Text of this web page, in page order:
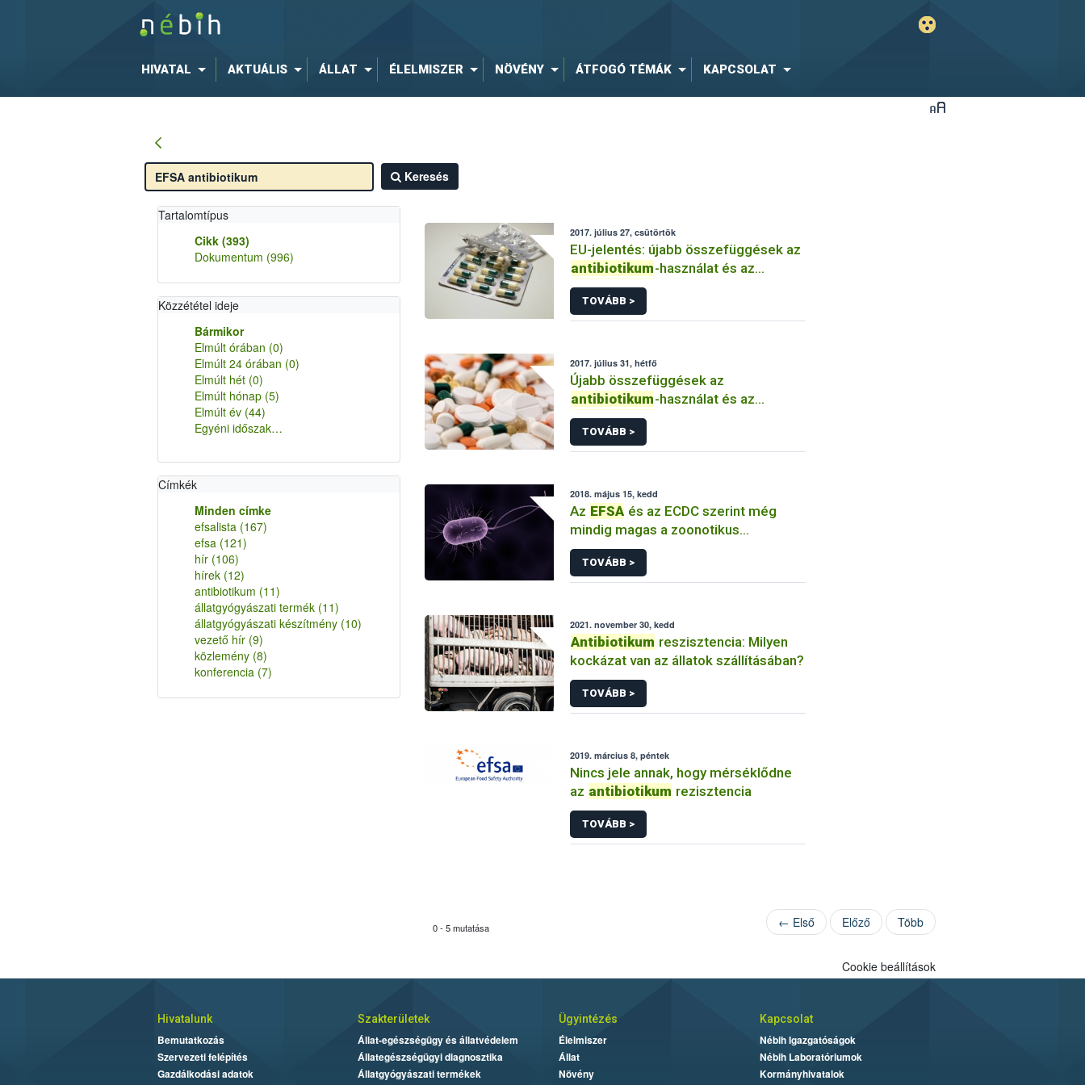
HIVATAL AKTUÁLIS ÁLLAT ÉLELMISZER NÖVÉNY ÁTFOGÓ TÉMÁK KAPCSOLAT
Keresés
Tartalomtípus
Cikk (393)
Dokumentum (996)
Közzététel ideje
Bármikor
Elmúlt órában (0)
Elmúlt 24 órában (0)
Elmúlt hét (0)
Elmúlt hónap (5)
Elmúlt év (44)
Egyéni időszak…
Címkék
Minden címke
efsalista (167)
efsa (121)
hír (106)
hírek (12)
antibiotikum (11)
állatgyógyászati termék (11)
állatgyógyászati készítmény (10)
vezető hír (9)
közlemény (8)
konferencia (7)
2017. július 27, csütörtök
EU-jelentés: újabb összefüggések az
antibiotikum-használat és az
antibiotikum
nébih élelmiszer tudomány
szalmonella coli
TOVÁBB >
2017. július 31, hétfő
Újabb összefüggések az
antibiotikum-használat és az
antibiotikum
között...nébih élelmiszer tudomány
efsa
TOVÁBB >
2018. május 15, kedd
Az EFSA és az ECDC szerint még
mindig magas a zoonotikus
baktériumok antibiotikumokkal
TOVÁBB >
2021. november 30, kedd
Antibiotikum reszisztencia: Milyen
kockázat van az állatok szállításában?
TOVÁBB >
2019. március 8, péntek
Nincs jele annak, hogy mérséklődne
az antibiotikum rezisztencia
TOVÁBB >
0 - 5 mutatása ← Első Előző Több
Cookie beállítások
Hivatalunk
Bemutatkozás
Szervezeti felépítés
Gazdálkodási adatok
Szakterületek
Állat-egészségügy és állatvédelem
Állategészségügyi diagnosztika
Állatgyógyászati termékek
Ügyintézés
Élelmiszer
Állat
Növény
Kapcsolat
Nébih Igazgatóságok
Nébih Laboratóriumok
Kormányhivatalok